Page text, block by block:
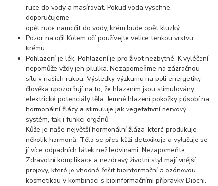
ruce do vody a masírovat. Pokud voda vyschne,
doporučujeme
opět ruce namočit do vody, krém bude opět kluzký.
Pozor na oči! Kolem očí používejte velice tenkou vrstvu
krému.
Pohlazení je lék. Pohlazení je pro život nezbytné. K vyléčení
nepomůže vždy jen pilulka. Nezapomeňme na zázračnou
sílu v našich rukou. Výsledky výzkumu na poli energetiky
člověka upozorňují na to, že hlazením jsou stimulovány
elektrické potenciály těla. Jemné hlazení pokožky působí na
hormonální žlázy a stimuluje jak vegetativní nervový
systém, tak i funkci orgánů.
Kůže je naše největší hormonální žláza, která produkuje
několik hormonů. Tělo se přes kůži detoxikuje a vylučuje se
jí více odpadních látek než ledvinami. Nezapomeňte.
Zdravotní komplikace a nezdravý životní styl mají vnější
projevy, které je vhodné řešit bioinformační a ozónovou
kosmetikou v kombinaci s bioinformačními přípravky Diochi.